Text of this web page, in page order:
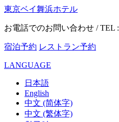
東京ベイ舞浜ホテル
お電話でのお問い合わせ / TEL :
宿泊予約 レストラン予約
LANGUAGE
日本語
English
中文 (简体字)
中文 (繁体字)